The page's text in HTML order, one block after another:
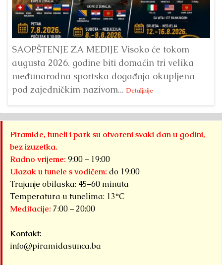
SAOPŠTENJE ZA MEDIJE Visoko će tokom
augusta 2026. godine biti domaćin tri velika
međunarodna sportska događaja okupljena
pod zajedničkim nazivom... Detaljnije
Piramide, tuneli i park su otvoreni svaki dan u godini,
bez izuzetka.
Radno vrijeme: 9:00 – 19:00
Ulazak u tunele s vodičem: do 19:00
Trajanje obilaska: 45–60 minuta
Temperatura u tunelima: 13°C
Meditacije: 7:00 – 20:00
Kontakt:
info@piramidasunca.ba